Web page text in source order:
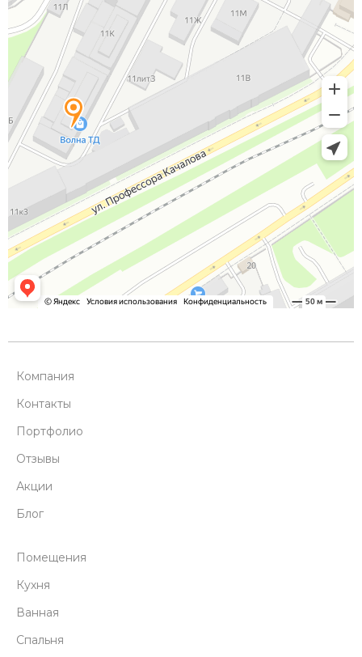
Компания
Контакты
Портфолио
Отзывы
Акции
Блог
Помещения
Кухня
Ванная
Спальня